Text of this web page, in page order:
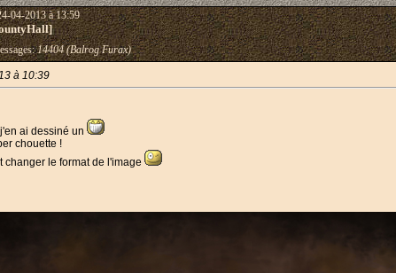
04-2013 à 13:59
14404 (Balrog Furax)
à 10:39
ai dessiné un
chouette !
changer le format de l'image